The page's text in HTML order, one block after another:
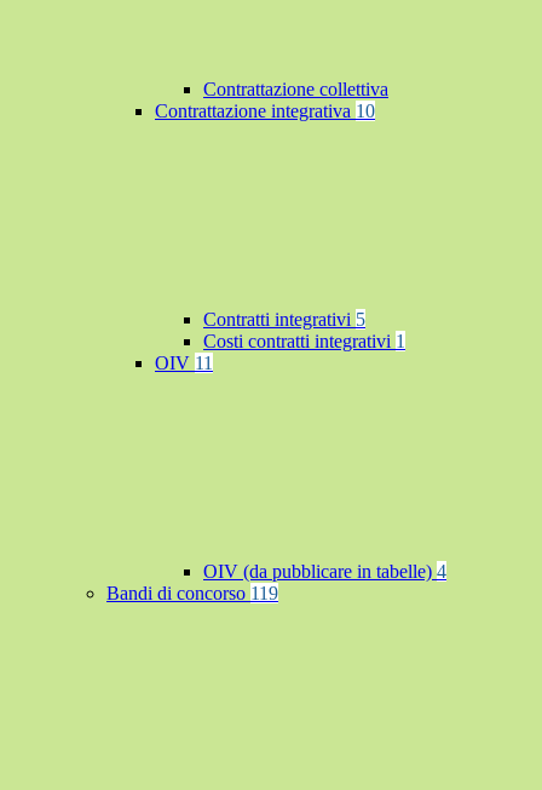
Contrattazione collettiva
Contrattazione integrativa 10
Contratti integrativi 5
Costi contratti integrativi 1
OIV 11
OIV (da pubblicare in tabelle) 4
Bandi di concorso 119